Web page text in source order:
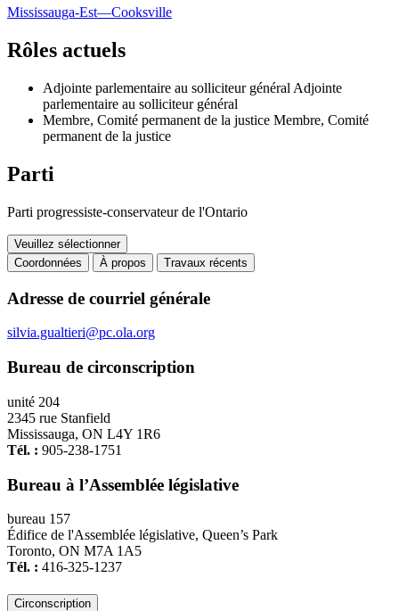
Mississauga-Est—Cooksville
Rôles actuels
Adjointe parlementaire au solliciteur général Adjointe
parlementaire au solliciteur général
Membre, Comité permanent de la justice Membre, Comité
permanent de la justice
Parti
Parti progressiste-conservateur de l'Ontario
Veuillez sélectionner
Coordonnées
À propos Travaux récents
Coordonnées
Adresse de courriel générale
silvia.gualtieri@pc.ola.org
Bureau de circonscription
unité 204
2345 rue Stanfield
Mississauga, ON L4Y 1R6
Tél. : 905-238-1751
Bureau à l’Assemblée législative
bureau 157
Édifice de l'Assemblée législative, Queen’s Park
Toronto, ON M7A 1A5
Tél. : 416-325-1237
Circonscription